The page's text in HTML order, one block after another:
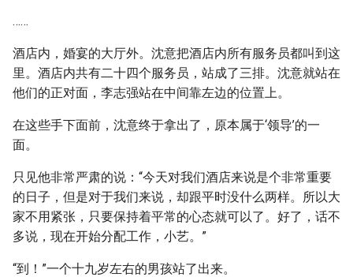
……
酒店内，婚宴的大厅外。沈意把酒店内所有服务员都叫到这
里。酒店内共有二十四个服务员，站成了三排。沈意就站在
他们的正对面，李志强站在中间靠左边的位置上。
在这些手下面前，沈意终于拿出了，原本属于‘领导’的一
面。
只见他非常严肃的说：“今天对我们酒店来说是个非常重要
的日子，但是对于我们来说，却跟平时没什么两样。所以大
家不用紧张，只要保持着平常的心态就可以了。好了，话不
多说，现在开始分配工作，小艺。”
“到！”一个十九岁左右的男孩站了出来。